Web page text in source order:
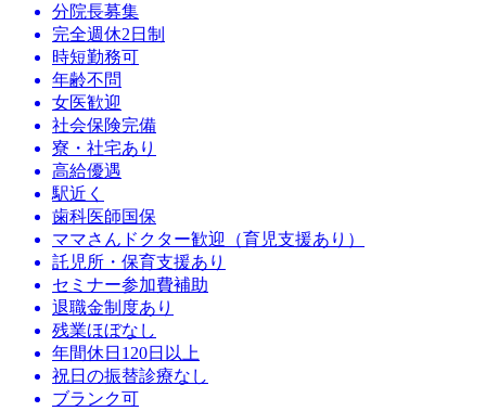
分院長募集
完全週休2日制
時短勤務可
年齢不問
女医歓迎
社会保険完備
寮・社宅あり
高給優遇
駅近く
歯科医師国保
ママさんドクター歓迎（育児支援あり）
託児所・保育支援あり
セミナー参加費補助
退職金制度あり
残業ほぼなし
年間休日120日以上
祝日の振替診療なし
ブランク可